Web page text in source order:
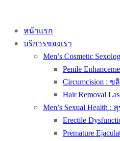
หน้าแรก
บริการของเรา
Men’s Cosmetic
Penile
Circumcision :
Hair Removal
Men’s Sexual Health
Erectile
Premature